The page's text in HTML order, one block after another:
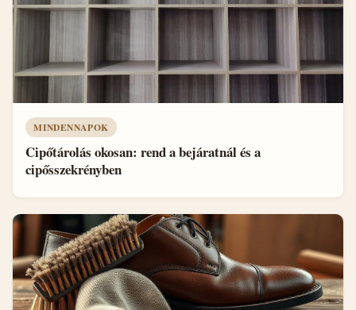
MINDENNAPOK
Cipőtárolás okosan: rend a bejáratnál és a
cipősszekrényben